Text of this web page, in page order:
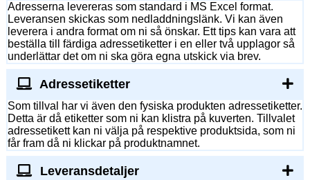
Adresserna levereras som standard i MS Excel format.
Leveransen skickas som nedladdningslänk. Vi kan även
leverera i andra format om ni så önskar. Ett tips kan vara att
beställa till färdiga adressetiketter i en eller två upplagor så
underlättar det om ni ska göra egna utskick via brev.
Adressetiketter
Som tillval har vi även den fysiska produkten adressetiketter.
Detta är då etiketter som ni kan klistra på kuverten. Tillvalet
adressetikett kan ni välja på respektive produktsida, som ni
får fram då ni klickar på produktnamnet.
Leveransdetaljer